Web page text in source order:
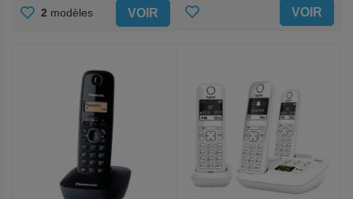
AJOUTER
2 modèles VOIR AJOUTER VOIR